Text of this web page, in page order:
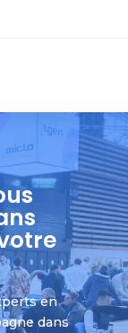
en
dans